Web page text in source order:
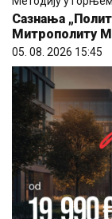
Hibrid broj 1
akcijskoj ceni